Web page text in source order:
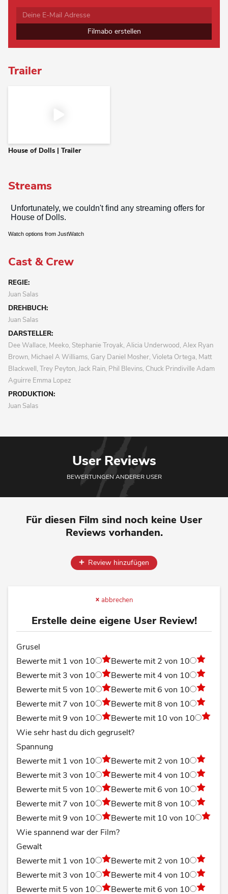
Filmabo erstellen
Trailer
House of Dolls | Trailer
Streams
Watch options from JustWatch
Cast & Crew
REGIE:
Juan Salas
DREHBUCH:
Juan Salas
DARSTELLER:
Dee Wallace, Meeko, Stephanie Troyak, Alicia Underwood, Alex Ryan
Brown, Michael A Williams, Gary Daniel Mosher, Violeta Ortega, Matt
Blackwell, Trey Peyton, Jack Rain, Phil Blevins, Chuck Prindiville Adam
Aguirre Emma Lopez
PRODUKTION:
Juan Salas
User Reviews
BEWERTUNGEN ANDERER USER
Für diesen Film sind noch keine User
Reviews vorhanden.
Review hinzufügen
abbrechen
Erstelle deine eigene User Review!
Grusel
Bewerte mit 1 von 10
Bewerte mit 2 von 10
Bewerte mit 3 von 10
Bewerte mit 4 von 10
Bewerte mit 5 von 10
Bewerte mit 6 von 10
Bewerte mit 7 von 10
Bewerte mit 8 von 10
Bewerte mit 9 von 10
Bewerte mit 10 von 10
Wie sehr hast du dich gegruselt?
Spannung
Bewerte mit 1 von 10
Bewerte mit 2 von 10
Bewerte mit 3 von 10
Bewerte mit 4 von 10
Bewerte mit 5 von 10
Bewerte mit 6 von 10
Bewerte mit 7 von 10
Bewerte mit 8 von 10
Bewerte mit 9 von 10
Bewerte mit 10 von 10
Wie spannend war der Film?
Gewalt
Bewerte mit 1 von 10
Bewerte mit 2 von 10
Bewerte mit 3 von 10
Bewerte mit 4 von 10
Bewerte mit 5 von 10
Bewerte mit 6 von 10